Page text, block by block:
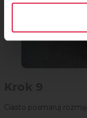
Ciasto posmaruj